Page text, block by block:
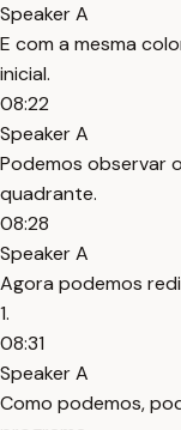
Speaker A
E com a mesma
inicial.
08:22
Speaker A
Podemos observar
quadrante.
08:28
Speaker A
Agora podemos
1.
08:31
Speaker A
Como podemos,